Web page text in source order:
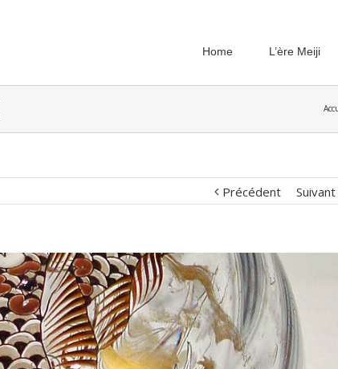
Home L’ère Meiji
Précédent Suivant